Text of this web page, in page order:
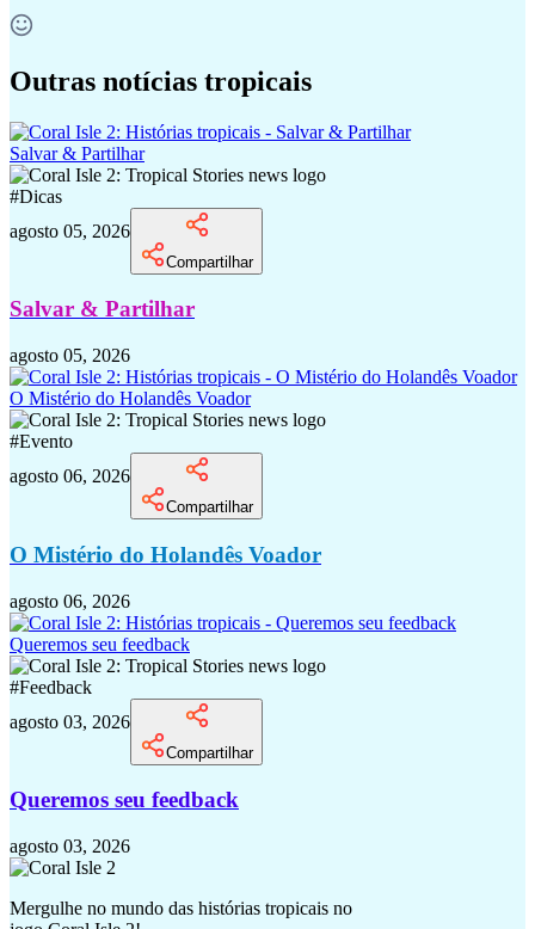
Outras notícias tropicais
Salvar & Partilhar
#Dicas
agosto 05, 2026
Compartilhar
Salvar & Partilhar
agosto 05, 2026
O Mistério do Holandês Voador
#Evento
agosto 06, 2026
Compartilhar
O Mistério do Holandês Voador
agosto 06, 2026
Queremos seu feedback
#Feedback
agosto 03, 2026
Compartilhar
Queremos seu feedback
agosto 03, 2026
Mergulhe no mundo das histórias tropicais no